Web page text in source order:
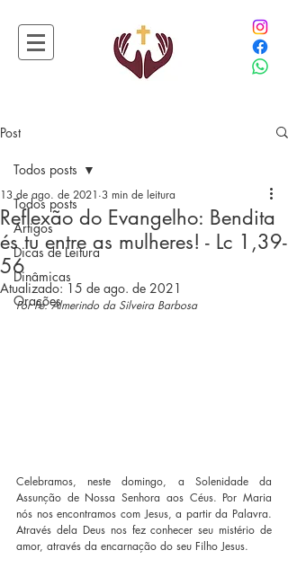
Post
Todos posts
Artigos
Dicas de Leitura
Dinâmicas
Orações
Todos posts
Reflexão do Evangelho: Bendita
és tu entre as mulheres! - Lc 1,39-
56
13 de ago. de 2021 3 min de leitura
Atualizado: 15 de ago. de 2021
Por Pe. Almerindo da Silveira Barbosa
Celebramos, neste domingo, a Solenidade da
Assunção de Nossa Senhora aos Céus. Por Maria
nós nos encontramos com Jesus, a partir da Palavra.
Através dela Deus nos fez conhecer seu mistério de
amor, através da encarnação do seu Filho Jesus.